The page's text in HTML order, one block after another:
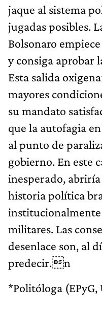
jaque al sistema
jugadas posibles.
Bolsonaro
y consiga aprobar
Esta salida
mayores
su mandato
que la autofagia
al punto de
gobierno. En este
inesperado,
historia política
militares. Las
desenlace son, al
predecir.n
*Politóloga (EPyG,